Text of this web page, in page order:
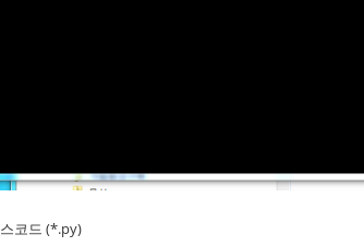
코드 (*.py)